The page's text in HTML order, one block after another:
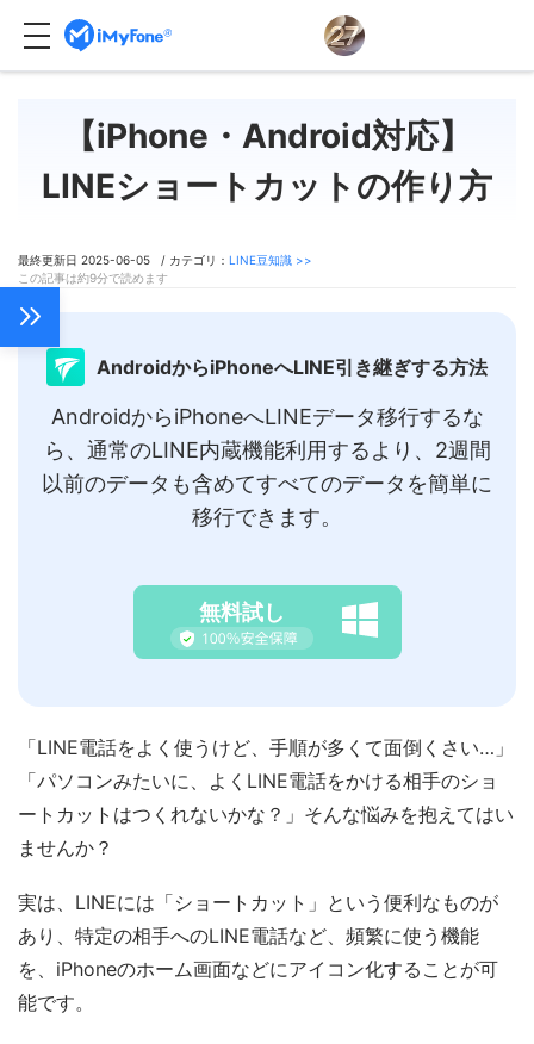
【iPhone・Android対応】
LINEショートカットの作り方
最終更新日 2025-06-05 / カテゴリ： LINE豆知識 >>
この記事は約9分で読めます
AndroidからiPhoneへLINE引き継ぎする方法
AndroidからiPhoneへLINEデータ移行するな
ら、通常のLINE内蔵機能利用するより、2週間
以前のデータも含めてすべてのデータを簡単に
移行できます。
無料試し
「LINE電話をよく使うけど、手順が多くて面倒くさい…」
「パソコンみたいに、よくLINE電話をかける相手のショ
ートカットはつくれないかな？」そんな悩みを抱えてはい
ませんか？
実は、LINEには「ショートカット」という便利なものが
あり、特定の相手へのLINE電話など、頻繁に使う機能
を、iPhoneのホーム画面などにアイコン化することが可
能です。